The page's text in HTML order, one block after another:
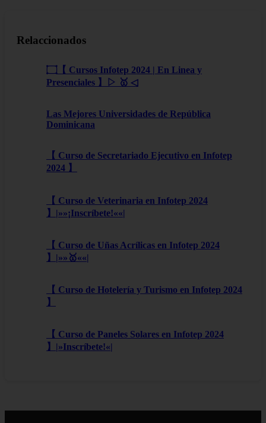
Relaccionados
۝【 Cursos Infotep 2024 | En Linea y
Presenciales 】▷ 🥇 ◁
Las Mejores Universidades de República
Dominicana
【 Curso de Secretariado Ejecutivo en Infotep
2024 】
【 Curso de Veterinaria en Infotep 2024
】|»»¡Inscríbete!««|
【 Curso de Uñas Acrílicas en Infotep 2024
】|»»🥇««|
【 Curso de Hotelería y Turismo en Infotep 2024
】
【 Curso de Paneles Solares en Infotep 2024
】|»Inscríbete!«|